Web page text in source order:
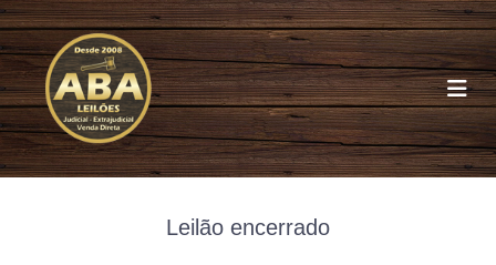
Leilão encerrado